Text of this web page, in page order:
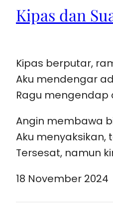
Kipas dan
Kipas berputar,
Aku mendengar
Ragu mengendap
Angin membawa
Aku menyaksikan,
Tersesat, namun
18 November 2024